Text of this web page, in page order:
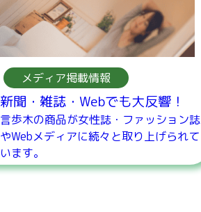
メディア掲載情報
新聞・雑誌・Webでも大反響！
言歩木の商品が女性誌・ファッション誌
やWebメディアに続々と取り上げられて
います。